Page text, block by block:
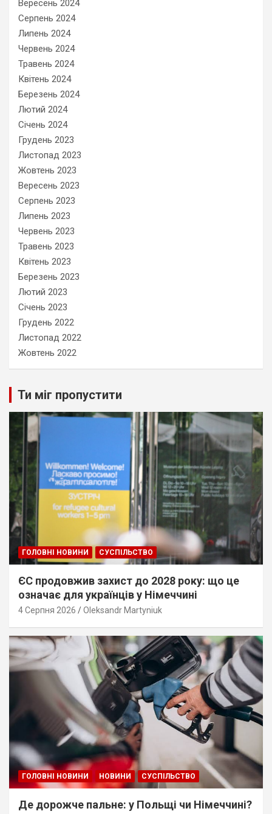
Вересень 2024
Серпень 2024
Липень 2024
Червень 2024
Травень 2024
Квітень 2024
Березень 2024
Лютий 2024
Січень 2024
Грудень 2023
Листопад 2023
Жовтень 2023
Вересень 2023
Серпень 2023
Липень 2023
Червень 2023
Травень 2023
Квітень 2023
Березень 2023
Лютий 2023
Січень 2023
Грудень 2022
Листопад 2022
Жовтень 2022
Ти міг пропустити
ГОЛОВНІ НОВИНИ СУСПІЛЬСТВО
ЄС продовжив захист до 2028 року: що це
означає для українців у Німеччині
4 Серпня 2026 Oleksandr Martyniuk
ГОЛОВНІ НОВИНИ НОВИНИ СУСПІЛЬСТВО
Де дорожче пальне: у Польщі чи Німеччині?